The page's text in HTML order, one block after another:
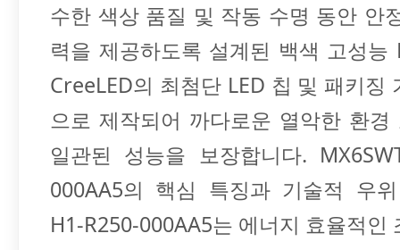
수한 색상 품질 및 작동 수명 동안 안
력을 제공하도록 설계된 백색 고성능
CreeLED의 최첨단 LED 칩 및 패키징
으로 제작되어 까다로운 열악한 환경
일관된 성능을 보장합니다.
000AA5의 핵심 특징과 기술적 우
H1-R250-000AA5는 에너지 효율적인